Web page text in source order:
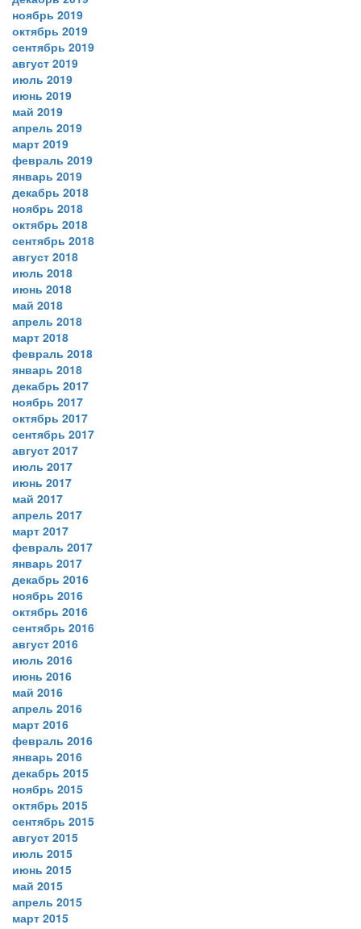
ноябрь 2019
октябрь 2019
сентябрь 2019
август 2019
июль 2019
июнь 2019
май 2019
апрель 2019
март 2019
февраль 2019
январь 2019
декабрь 2018
ноябрь 2018
октябрь 2018
сентябрь 2018
август 2018
июль 2018
июнь 2018
май 2018
апрель 2018
март 2018
февраль 2018
январь 2018
декабрь 2017
ноябрь 2017
октябрь 2017
сентябрь 2017
август 2017
июль 2017
июнь 2017
май 2017
апрель 2017
март 2017
февраль 2017
январь 2017
декабрь 2016
ноябрь 2016
октябрь 2016
сентябрь 2016
август 2016
июль 2016
июнь 2016
май 2016
апрель 2016
март 2016
февраль 2016
январь 2016
декабрь 2015
ноябрь 2015
октябрь 2015
сентябрь 2015
август 2015
июль 2015
июнь 2015
май 2015
апрель 2015
март 2015